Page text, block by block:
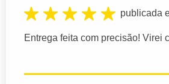
publicada
Entrega feita com precisão! Virei